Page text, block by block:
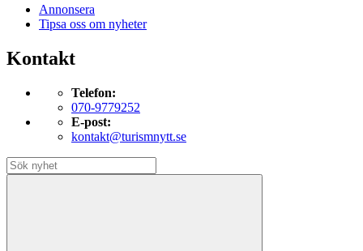
Annonsera
Tipsa oss om nyheter
Kontakt
Telefon:
070-9779252
E-post:
kontakt@turismnytt.se